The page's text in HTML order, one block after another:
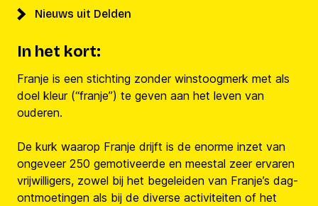
Nieuws uit Delden
In het kort:
Franje is een stichting zonder winstoogmerk met als
doel kleur (“franje”) te geven aan het leven van
ouderen.
De kurk waarop Franje drijft is de enorme inzet van
ongeveer 250 gemotiveerde en meestal zeer ervaren
vrijwilligers, zowel bij het begeleiden van Franje’s dag-
ontmoetingen als bij de diverse activiteiten of het